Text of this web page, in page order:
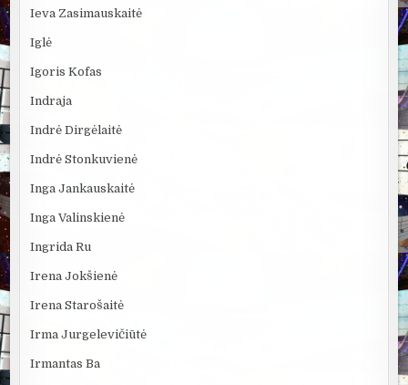
Ieva Zasimauskaitė
Iglė
Igoris Kofas
Indraja
Indrė Dirgėlaitė
Indrė Stonkuvienė
Inga Jankauskaitė
Inga Valinskienė
Ingrida Ru
Irena Jokšienė
Irena Starošaitė
Irma Jurgelevičiūtė
Irmantas Ba